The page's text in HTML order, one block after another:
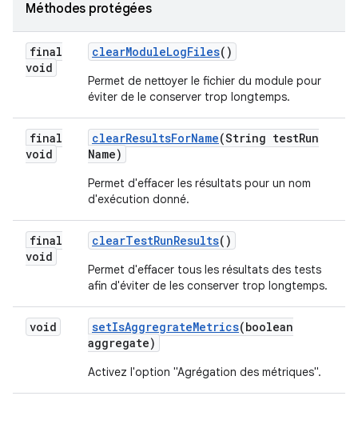
Méthodes protégées
final
void
clearModuleLogFiles()
Permet de nettoyer le fichier du module pour
éviter de le conserver trop longtemps.
final
void
clearResultsForName(String testRun
Name)
Permet d'effacer les résultats pour un nom
d'exécution donné.
final
void
clearTestRunResults()
Permet d'effacer tous les résultats des tests
afin d'éviter de les conserver trop longtemps.
void setIsAggregrateMetrics(boolean
aggregate)
Activez l'option "Agrégation des métriques".